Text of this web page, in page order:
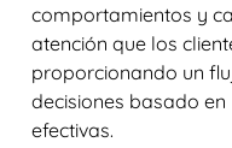
comportamientos y
atención que los
proporcionando un
decisiones basado
efectivas.